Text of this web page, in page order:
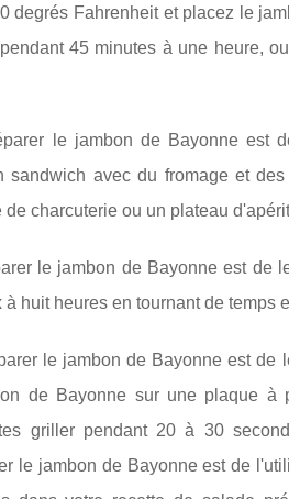
degrés Fahrenheit et placez le
45 minutes à une heure,
le jambon de Bayonne est
sandwich avec du fromage et
charcuterie ou un plateau
le jambon de Bayonne est de
huit heures en tournant de temps
le jambon de Bayonne est
de Bayonne sur une plaque
griller pendant 20 à 30
le jambon de Bayonne est de